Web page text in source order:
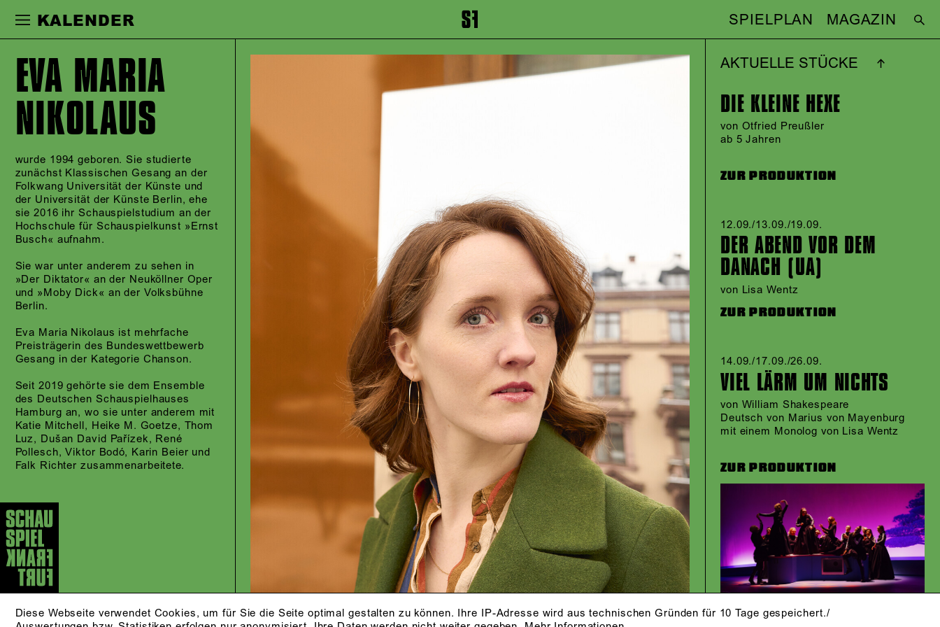
Zur Hauptnavigation springen Zum Footer springen
KALENDER SPIELPLAN MAGAZIN
Diese Webseite verwendet Cookies, um für Sie die Seite optimal gestalten zu können. Ihre IP-Adresse wird aus technischen Gründen für 10 Tage gespeichert./
EVA MARIA
NIKOLAUS
wurde 1994 geboren. Sie studierte
zunächst Klassischen Gesang an der
Folkwang Universität der Künste und
der Universität der Künste Berlin, ehe
sie 2016 ihr Schauspielstudium an der
Hochschule für Schauspielkunst »Ernst
Busch« aufnahm.
Sie war unter anderem zu sehen in
»Der Diktator« an der Neuköllner Oper
und »Moby Dick« an der Volksbühne
Berlin.
Eva Maria Nikolaus ist mehrfache
Preisträgerin des Bundeswettbewerb
Gesang in der Kategorie Chanson.
Seit 2019 gehörte sie dem Ensemble
des Deutschen Schauspielhauses
Hamburg an, wo sie unter anderem mit
Katie Mitchell, Heike M. Goetze, Thom
Luz, Dušan David Pařízek, René
Pollesch, Viktor Bodó, Karin Beier und
Falk Richter zusammenarbeitete.
AKTUELLE STÜCKE
DIE KLEINE HEXE
von Otfried Preußler
ab 5 Jahren
ZUR PRODUKTION
12.09./​13.09./​19.09.​
DER ABEND VOR DEM
DANACH (UA)
von Lisa Wentz
ZUR PRODUKTION
14.09./​17.09./​26.09.​
VIEL LÄRM UM NICHTS
von William Shakespeare
Deutsch von Marius von Mayenburg
mit einem Monolog von Lisa Wentz
ZUR PRODUKTION